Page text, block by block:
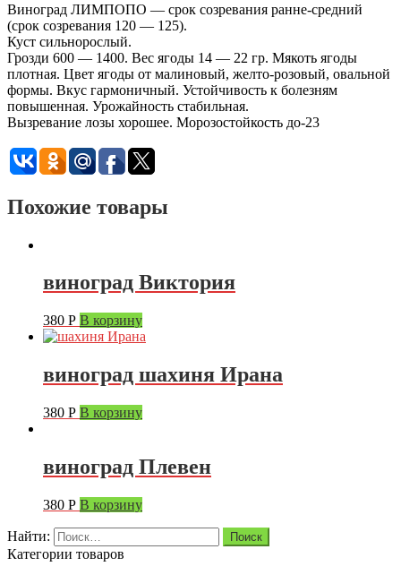
Виноград ЛИМПОПО — срок созревания ранне-средний
(срок созревания 120 — 125).
Куст сильнорослый.
Грозди 600 — 1400. Вес ягоды 14 — 22 гр. Мякоть ягоды
плотная. Цвет ягоды от малиновый, желто-розовый, овальной
формы. Вкус гармоничный. Устойчивость к болезням
повышенная. Урожайность стабильная.
Вызревание лозы хорошее. Морозостойкость до-23
Похожие товары
виноград Виктория
380 Р В корзину
виноград шахиня Ирана
380 Р В корзину
виноград Плевен
380 Р В корзину
Найти:
Категории товаров